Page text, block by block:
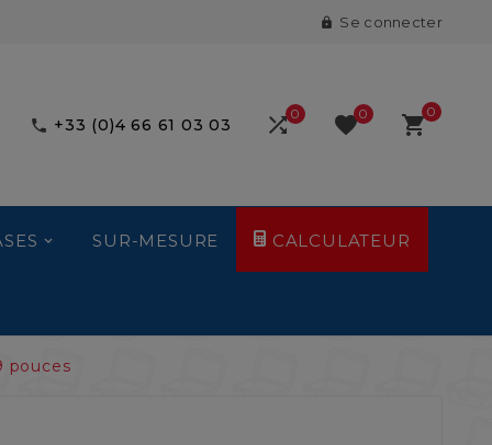
 Se connecter
 +33 (0)4 66 61 03 03 0 0 
0
SUR-MESURE CALCULATEUR
pouces